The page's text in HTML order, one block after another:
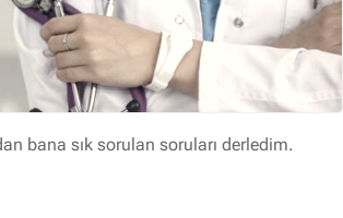
bana sık sorulan soruları derledim.